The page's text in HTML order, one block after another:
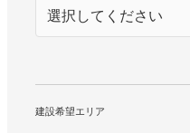
建設希望エリア